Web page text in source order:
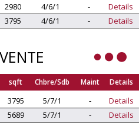
2980 4/6/1 -
Details
3795 4/6/1 - Details
sqft Chbre/Sdb Maint Details
3795 5/7/1 -
Details
5689 5/7/1 - Details